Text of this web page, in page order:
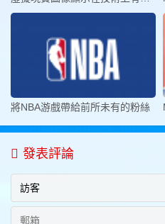
將NBA游戲帶給前所未有的粉絲
發表評論